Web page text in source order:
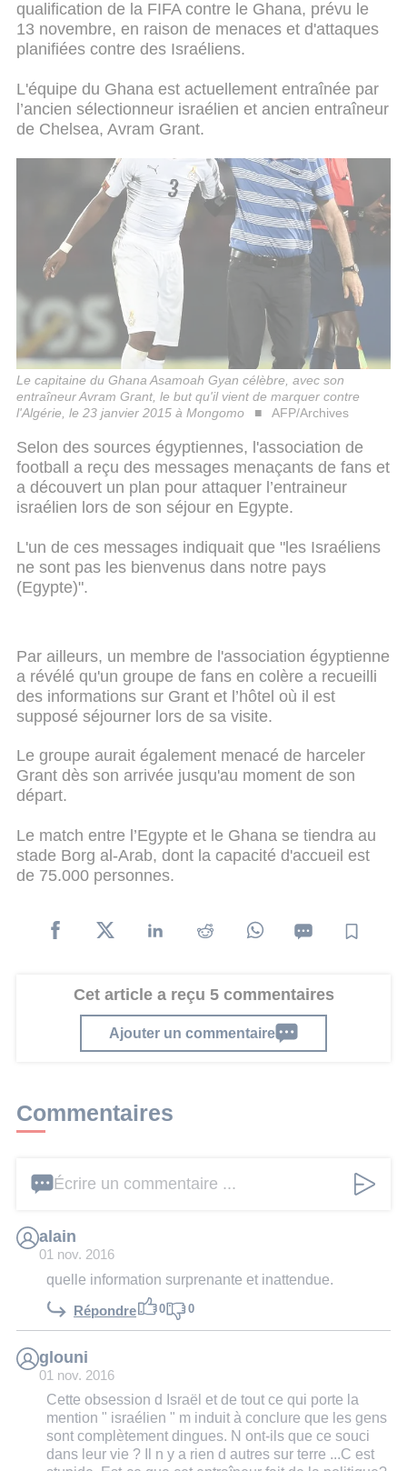
qualification de la FIFA contre le Ghana, prévu le
13 novembre, en raison de menaces et d'attaques
planifiées contre des Israéliens.
L'équipe du Ghana est actuellement entraînée par
l’ancien sélectionneur israélien et ancien entraîneur
de Chelsea, Avram Grant.
Le capitaine du Ghana Asamoah Gyan célèbre, avec son
entraîneur Avram Grant, le but qu'il vient de marquer contre
l'Algérie, le 23 janvier 2015 à Mongomo
AFP/Archives
Selon des sources égyptiennes, l'association de
football a reçu des messages menaçants de fans et
a découvert un plan pour attaquer l’entraineur
israélien lors de son séjour en Egypte.
L'un de ces messages indiquait que "les Israéliens
ne sont pas les bienvenus dans notre pays
(Egypte)".
Par ailleurs, un membre de l'association égyptienne
a révélé qu'un groupe de fans en colère a recueilli
des informations sur Grant et l’hôtel où il est
supposé séjourner lors de sa visite.
Le groupe aurait également menacé de harceler
Grant dès son arrivée jusqu'au moment de son
départ.
Le match entre l’Egypte et le Ghana se tiendra au
stade Borg al-Arab, dont la capacité d'accueil est
de 75.000 personnes.
Cet article a reçu 5 commentaires
Ajouter un commentaire
Commentaires
Écrire un commentaire ...
alain
01 nov. 2016
quelle information surprenante et inattendue.
Répondre 0 0
glouni
01 nov. 2016
Cette obsession d Israël et de tout ce qui porte la
mention " israélien " m induit à conclure que les gens
sont complètement dingues. N ont-ils que ce souci
dans leur vie ? Il n y a rien d autres sur terre ...C est